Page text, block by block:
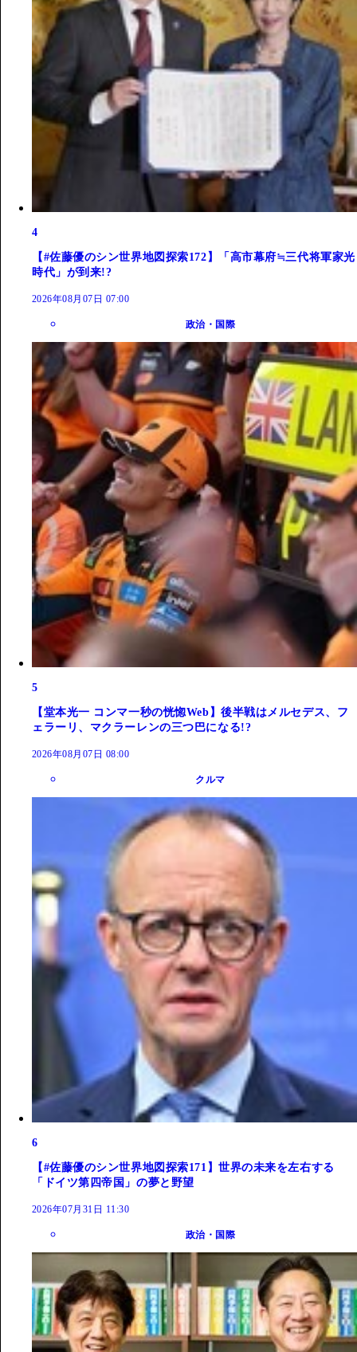
4
【#佐藤優のシン世界地図探索172】「高市幕府≒三代将軍家光
時代」が到来!?
2026年08月07日 07:00
政治・国際
5
【堂本光一 コンマ一秒の恍惚Web】後半戦はメルセデス、フ
ェラーリ、マクラーレンの三つ巴になる!?
2026年08月07日 08:00
クルマ
6
【#佐藤優のシン世界地図探索171】世界の未来を左右する
「ドイツ第四帝国」の夢と野望
2026年07月31日 11:30
政治・国際